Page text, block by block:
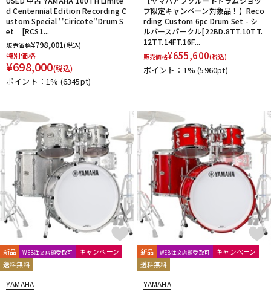
d Centennial Edition Recording C
ustom Special ''Ciricote''Drum S
et [RCS1...
販売価格¥798,001(税込)
特別価格
¥698,000(税込)
ポイント：1% (6345pt)
プ限定キャンペーン対象品！】Reco
rding Custom 6pc Drum Set - シ
ルバースパークル[22BD.8TT.10TT.
12TT.14FT.16F...
販売価格¥655,600(税込)
ポイント：1%(5960pt)
新品 WEB注文店頭受取可
キャンペーン
送料無料
YAMAHA
新品 WEB注文店頭受取可
キャンペーン
送料無料
YAMAHA